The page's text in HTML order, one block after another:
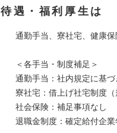
待遇・福利厚生は
通勤手当、寮社宅、健康
＜各手当・制度補足＞
通勤手当：社内規定に基
寮社宅：借上げ社宅制度（
社会保険：補足事項なし
退職金制度：確定給付企